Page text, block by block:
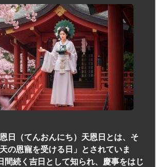
日（てんおんにち）天恩日とは、そ
の恩寵を受ける日」とされていま
間続く吉日として知られ、慶事をはじ